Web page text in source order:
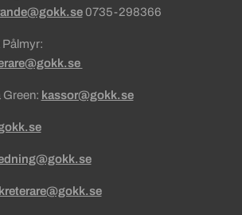
0735-298366
Pålmyr:
Green: kassor@gokk.se